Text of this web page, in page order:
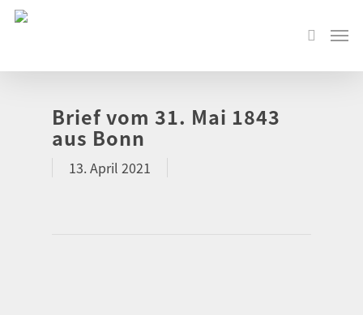
Brief vom 31. Mai 1843
aus Bonn
13. April 2021